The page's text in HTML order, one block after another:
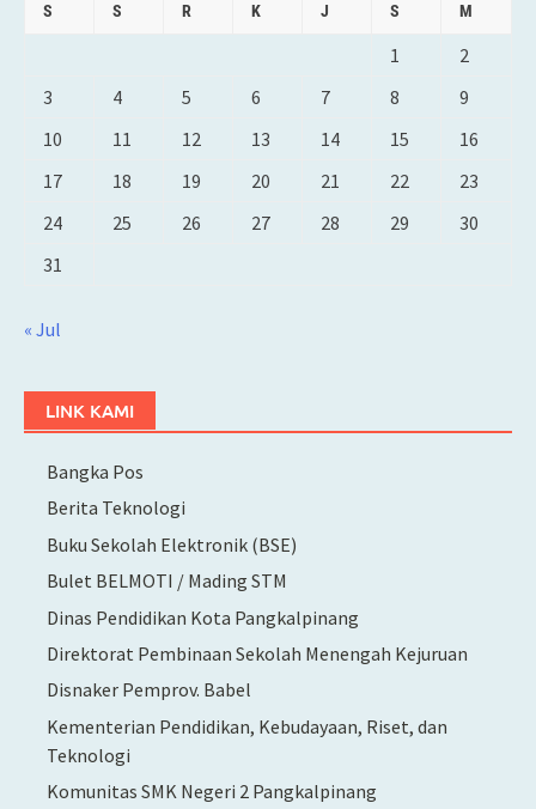
S S R K J S M
1
2
3
4 5 6 7 8
9
10
11 12 13 14 15
16
17
18 19 20 21 22
23
24
25 26 27 28 29
30
31
« Jul
LINK KAMI
Bangka Pos
Berita Teknologi
Buku Sekolah Elektronik (BSE)
Bulet BELMOTI / Mading STM
Dinas Pendidikan Kota Pangkalpinang
Direktorat Pembinaan Sekolah Menengah Kejuruan
Disnaker Pemprov. Babel
Kementerian Pendidikan, Kebudayaan, Riset, dan
Teknologi
Komunitas SMK Negeri 2 Pangkalpinang